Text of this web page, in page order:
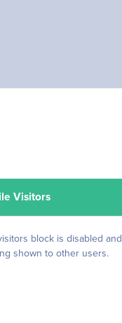
Visitors
block is disabled and
shown to other users.